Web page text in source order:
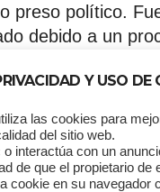
preso político.
debido a un
y logró
presidenciales de
Unidos
de estado contra
Y USO DE
las cookies para
del sitio web.
interactúa con un
de que el propietario de
cookie en su navegador